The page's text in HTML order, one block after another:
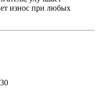
износ при любых